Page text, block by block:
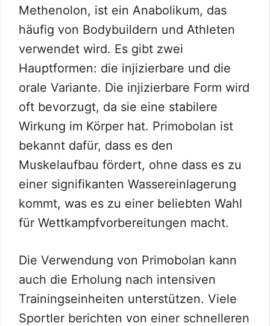
Methenolon, ist ein Anabolikum, das
häufig von Bodybuildern und Athleten
verwendet wird. Es gibt zwei
Hauptformen: die injizierbare und die
orale Variante. Die injizierbare Form wird
oft bevorzugt, da sie eine stabilere
Wirkung im Körper hat. Primobolan ist
bekannt dafür, dass es den
Muskelaufbau fördert, ohne dass es zu
einer signifikanten Wassereinlagerung
kommt, was es zu einer beliebten Wahl
für Wettkampfvorbereitungen macht.
Die Verwendung von Primobolan kann
auch die Erholung nach intensiven
Trainingseinheiten unterstützen. Viele
Sportler berichten von einer schnelleren